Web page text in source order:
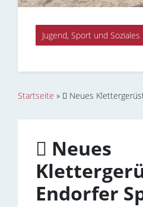
Jugend, Sport und Soziales
Startseite »  Neues
 Neues
Endorfer